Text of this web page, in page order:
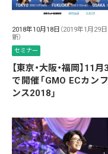
2018年10月18日 （2019年1月29
新）
セミナー
【東京・大阪・福岡】11
で開催「GMO ECカン
ンス2018」